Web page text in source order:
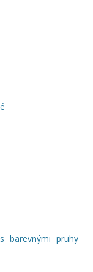
barevnými pruhy